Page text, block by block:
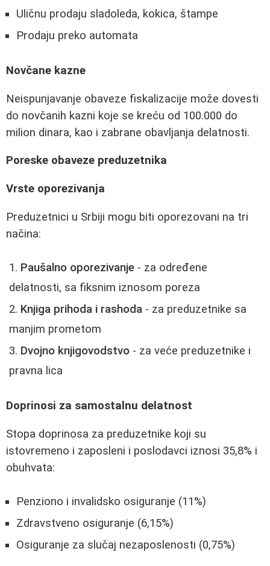
Uličnu prodaju sladoleda, kokica, štampe
Prodaju preko automata
Novčane kazne
Neispunjavanje obaveze fiskalizacije može dovesti
do novčanih kazni koje se kreću od 100.000 do
milion dinara, kao i zabrane obavljanja delatnosti.
Poreske obaveze preduzetnika
Vrste oporezivanja
Preduzetnici u Srbiji mogu biti oporezovani na tri
načina:
Paušalno oporezivanje - za određene
delatnosti, sa fiksnim iznosom poreza
Knjiga prihoda i rashoda - za preduzetnike sa
manjim prometom
Dvojno knjigovodstvo - za veće preduzetnike i
pravna lica
Doprinosi za samostalnu delatnost
Stopa doprinosa za preduzetnike koji su
istovremeno i zaposleni i poslodavci iznosi 35,8% i
obuhvata:
Penziono i invalidsko osiguranje (11%)
Zdravstveno osiguranje (6,15%)
Osiguranje za slučaj nezaposlenosti (0,75%)